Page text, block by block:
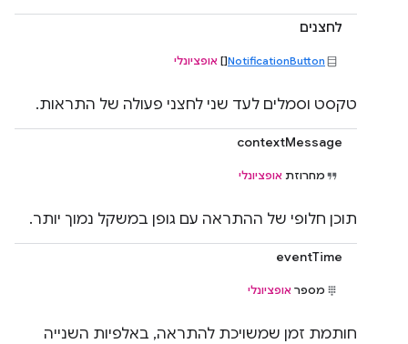
לחצנים
NotificationButton
[] אופציונלי
טקסט וסמלים לעד שני לחצני פעולה של התראות.
contextMessage
מחרוזת אופציונלי
תוכן חלופי של ההתראה עם גופן במשקל נמוך יותר.
eventTime
מספר אופציונלי
חותמת זמן שמשויכת להתראה, באלפיות השנייה